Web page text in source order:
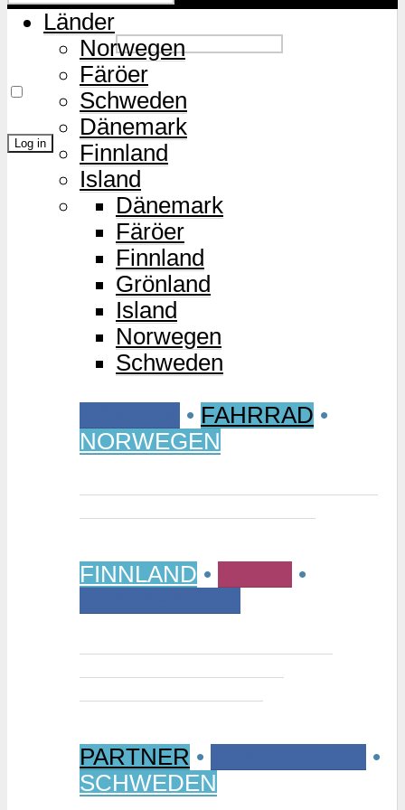
Password
Remember Me
Lost Password?
Länder
Norwegen
Färöer
Schweden
Dänemark
Finnland
Island
Dänemark
Färöer
Finnland
Grönland
Island
Norwegen
Schweden
• FAHRRAD •
NORWEGEN
FINNLAND •
•
PARTNER •
•
SCHWEDEN